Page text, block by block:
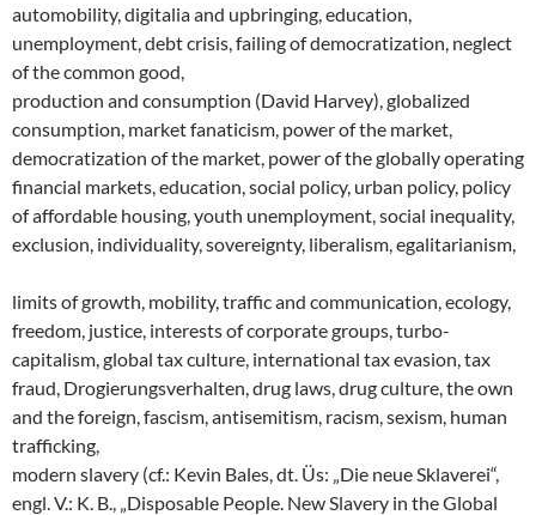
automobility, digitalia and upbringing, education,
unemployment, debt crisis, failing of democratization, neglect
of the common good,
production and consumption (David Harvey), globalized
consumption, market fanaticism, power of the market,
democratization of the market, power of the globally operating
financial markets, education, social policy, urban policy, policy
of affordable housing, youth unemployment, social inequality,
exclusion, individuality, sovereignty, liberalism, egalitarianism,
limits of growth, mobility, traffic and communication, ecology,
freedom, justice, interests of corporate groups, turbo-
capitalism, global tax culture, international tax evasion, tax
fraud, Drogierungsverhalten, drug laws, drug culture, the own
and the foreign, fascism, antisemitism, racism, sexism, human
trafficking,
modern slavery (cf.: Kevin Bales, dt. Üs: „Die neue Sklaverei“,
engl. V.: K. B., „Disposable People. New Slavery in the Global